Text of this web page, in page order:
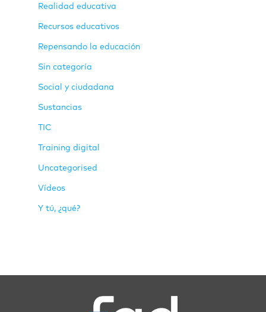
Realidad educativa
Recursos educativos
Repensando la educación
Sin categoría
Social y ciudadana
Sustancias
TIC
Training digital
Uncategorised
Vídeos
Y tú, ¿qué?